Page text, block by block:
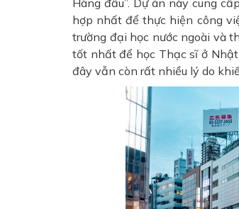
Hàng đầu”. Dự án này cung
hợp nhất để thực hiện công
trường đại học nước ngoài và
tốt nhất để học Thạc sĩ ở
đây vẫn còn rất nhiều lý do